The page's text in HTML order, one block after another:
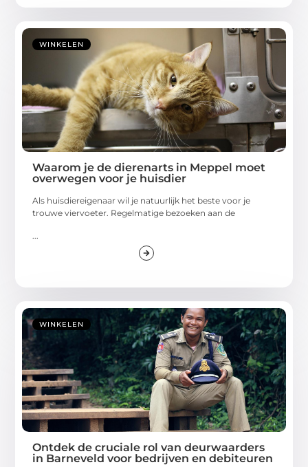
WINKELEN
Waarom je de dierenarts in Meppel moet
overwegen voor je huisdier
Als huisdiereigenaar wil je natuurlijk het beste voor je
trouwe viervoeter. Regelmatige bezoeken aan de
WINKELEN
Ontdek de cruciale rol van deurwaarders
in Barneveld voor bedrijven en debiteuren